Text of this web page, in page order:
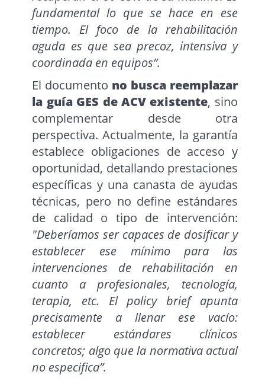
fundamental lo que se hace en ese
tiempo. El foco de la rehabilitación
aguda es que sea precoz, intensiva y
coordinada en equipos”.
El documento no busca reemplazar
la guía GES de ACV existente, sino
complementar desde otra
perspectiva. Actualmente, la garantía
establece obligaciones de acceso y
oportunidad, detallando prestaciones
específicas y una canasta de ayudas
técnicas, pero no define estándares
de calidad o tipo de intervención:
"Deberíamos ser capaces de dosificar y
establecer ese mínimo para las
intervenciones de rehabilitación en
cuanto a profesionales, tecnología,
terapia, etc. El policy brief apunta
precisamente a llenar ese vacío:
establecer estándares clínicos
concretos; algo que la normativa actual
no especifica”.